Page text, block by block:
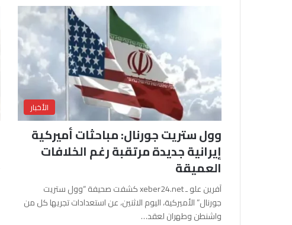
الأخبار
وول ستريت جورنال: مباحثات أميركية
إيرانية جديدة مرتقبة رغم الخلافات
العميقة
آفرين علو ـ xeber24.net كشفت صحيفة “وول ستريت
جورنال” الأميركية، اليوم الاثنين، عن استعدادات تجريها كل من
واشنطن وطهران لعقد…